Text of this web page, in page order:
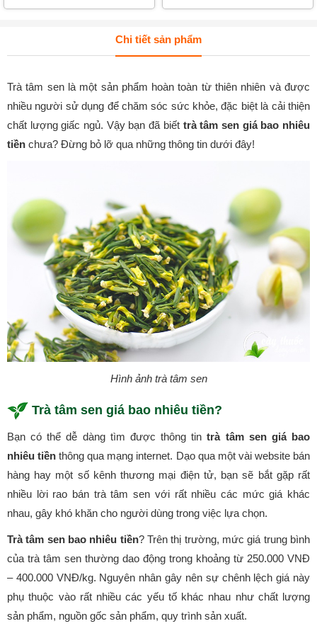
Chi tiết sản phẩm
Trà tâm sen là một sản phẩm hoàn toàn từ thiên nhiên và được
nhiều người sử dụng để chăm sóc sức khỏe, đặc biệt là cải thiện
chất lượng giấc ngủ. Vậy bạn đã biết trà tâm sen giá bao nhiêu
tiền chưa? Đừng bỏ lỡ qua những thông tin dưới đây!
Hình ảnh trà tâm sen
Trà tâm sen giá bao nhiêu tiền?
Bạn có thể dễ dàng tìm được thông tintrà tâm sen giá bao
nhiêu tiền thông qua mạng internet. Dạo qua một vài website bán
hàng hay một số kênh thương mại điện tử, bạn sẽ bắt gặp rất
nhiều lời rao bán trà tâm sen với rất nhiều các mức giá khác
nhau, gây khó khăn cho người dùng trong việc lựa chọn.
Trà tâm sen bao nhiêu tiền? Trên thị trường, mức giá trung bình
của trà tâm sen thường dao động trong khoảng từ 250.000 VNĐ
– 400.000 VNĐ/kg. Nguyên nhân gây nên sự chênh lệch giá này
phụ thuộc vào rất nhiều các yếu tố khác nhau như chất lượng
sản phẩm, nguồn gốc sản phẩm, quy trình sản xuất.